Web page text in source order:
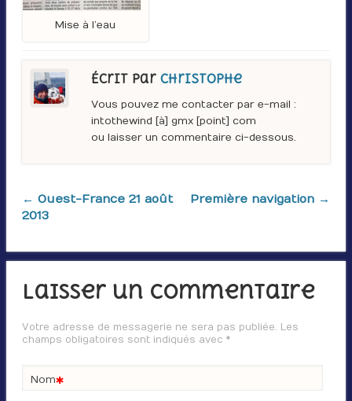
Mise à l’eau
Écrit par Christophe
Vous pouvez me contacter par e-mail :
intothewind [à] gmx [point] com
ou laisser un commentaire ci-dessous.
← Ouest-France 21 août
2013
Première navigation →
Laisser un commentaire
Votre adresse de messagerie ne sera pas publiée. Les
champs obligatoires sont indiqués avec *
Nom*